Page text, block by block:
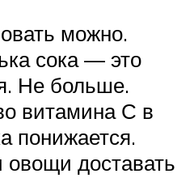
можно.
сока — это
Не больше.
витамина С в
понижается.
доставать